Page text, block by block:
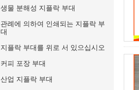
생물 분해성 지플락 부대
관례에 의하여 인쇄되는 지플락 부
대
지플락 부대를 위로 서 있으십시오
커피 포장 부대
산업 지플락 부대